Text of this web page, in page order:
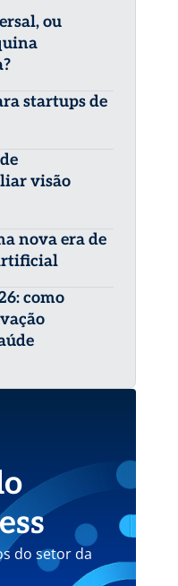
ou
startups de
visão
nova era de
como
do setor da